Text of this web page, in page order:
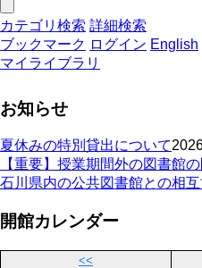
カテゴリ検索 詳細検索
ブックマーク ログイン English
マイライブラリ
お知らせ
夏休みの特別貸出について
【重要】授業期間外の図書館
石川県内の公共図書館との相
開館カレンダー
<<